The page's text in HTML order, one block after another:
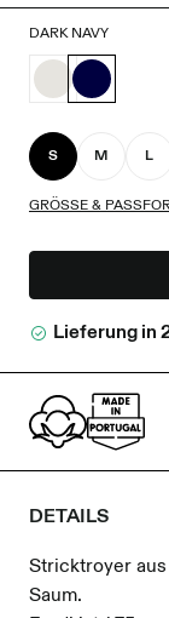
DARK NAVY
S M L
GRÖSSE &
Lieferung in
DETAILS
Stricktroyer
Saum.